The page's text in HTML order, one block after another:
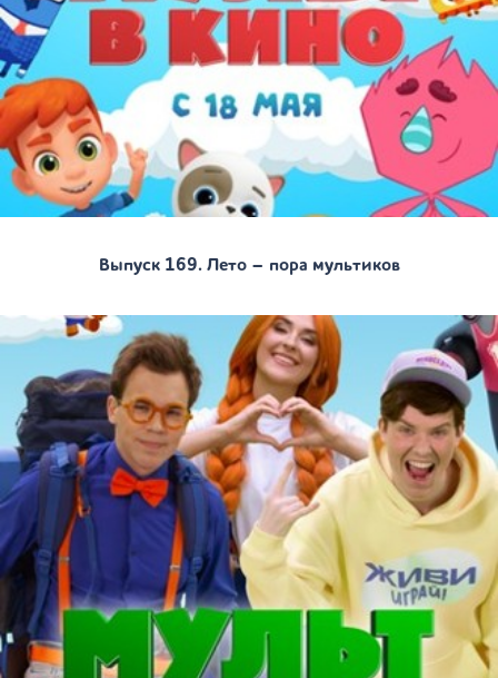
Выпуск 169. Лето – пора мультиков